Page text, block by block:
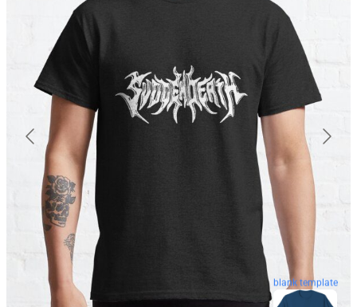
blank template